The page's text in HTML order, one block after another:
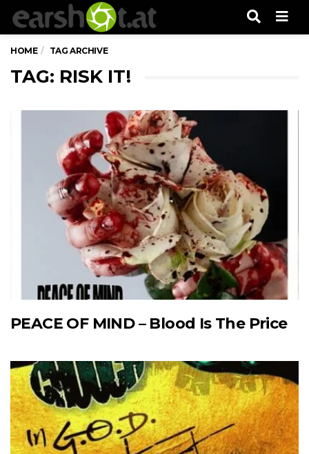
HOME TAG ARCHIVE
TAG: RISK IT!
PEACE OF MIND – Blood Is The Price